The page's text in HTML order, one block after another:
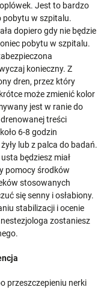
Jest to bardzo
pobytu w szpitalu.
dopiero gdy nie będzie
pobytu w szpitalu.
konieczny. Z
dren, przez który
może zmienić kolor
jest w ranie do
treści
6-8 godzin
lub z palca do badań.
będziesz miał
pomocy środków
stosowanych
się senny i osłabiony.
stabilizacji i ocenie
zostaniesz
przeszczepieniu nerki